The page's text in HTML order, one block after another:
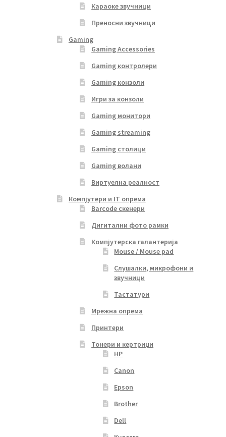
Караоке звучници
Преносни звучници
Gaming
Gaming Accessories
Gaming контролери
Gaming конзоли
Игри за конзоли
Gaming монитори
Gaming streaming
Gaming столици
Gaming волани
Виртуелна реалност
Компјутери и IT опрема
Barcode скенери
Дигитални фото рамки
Компјутерска галантерија
Mouse / Mouse pad
Слушалки, микрофони и
звучници
Тастатури
Мрежна опрема
Принтери
Тонери и кертриџи
HP
Canon
Epson
Brother
Dell